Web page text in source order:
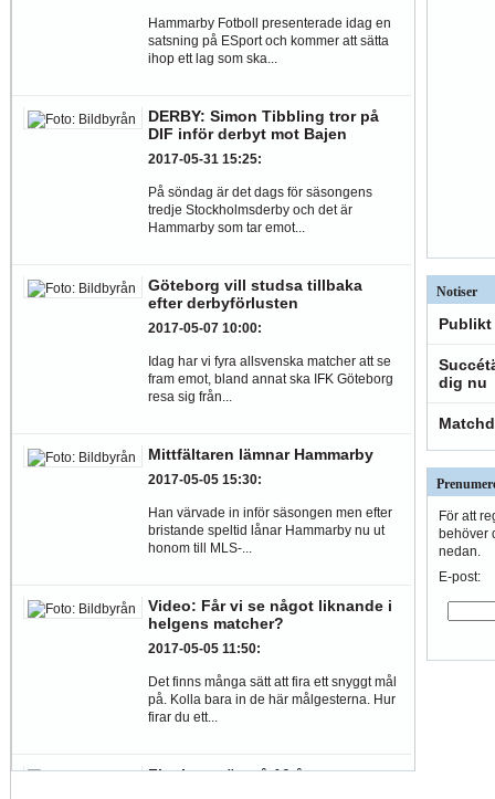
Hammarby Fotboll presenterade idag en
satsning på ESport och kommer att sätta
ihop ett lag som ska...
DERBY: Simon Tibbling tror på
DIF inför derbyt mot Bajen
2017-05-31 15:25:
På söndag är det dags för säsongens
tredje Stockholmsderby och det är
Hammarby som tar emot...
Göteborg vill studsa tillbaka
efter derbyförlusten
2017-05-07 10:00:
Idag har vi fyra allsvenska matcher att se
fram emot, bland annat ska IFK Göteborg
resa sig från...
Mittfältaren lämnar Hammarby
2017-05-05 15:30:
Han värvade in inför säsongen men efter
bristande speltid lånar Hammarby nu ut
honom till MLS-...
Video: Får vi se något liknande i
helgens matcher?
2017-05-05 11:50:
Det finns många sätt att fira ett snyggt mål
på. Kolla bara in de här målgesterna. Hur
firar du ett...
Fler kryss än på 10 år
Notiser
Publikt
dig nu
För att
behöver
nedan.
E-post: